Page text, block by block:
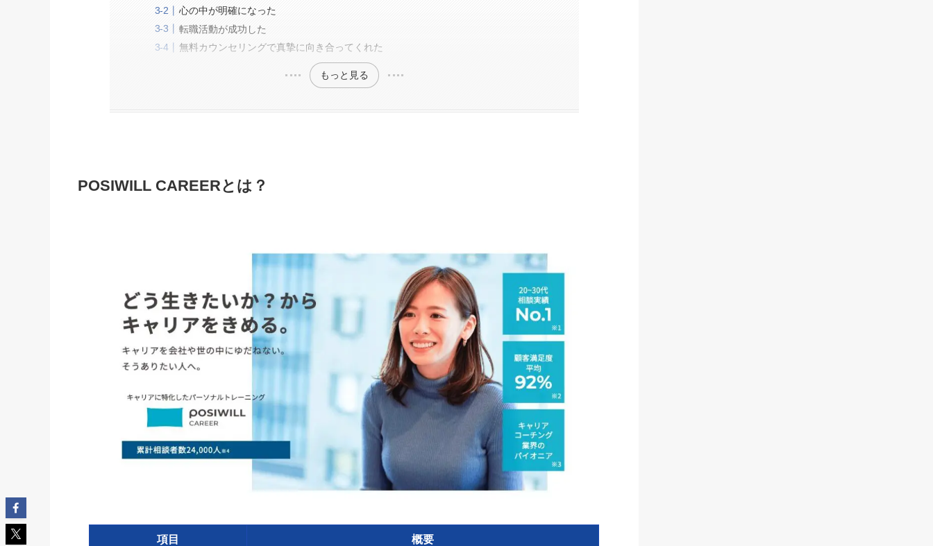
心の中が明確になった
転職活動が成功した
無料カウンセリングで真摯に向き合ってくれた
もっと見る
POSIWILL CAREERとは？
項目 概要